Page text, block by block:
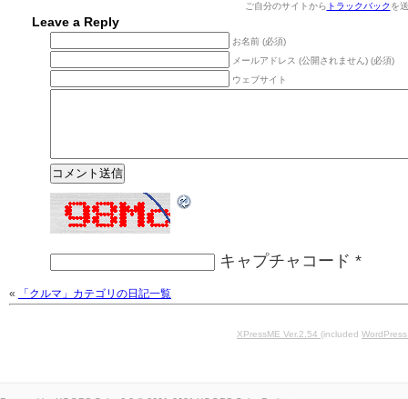
ご自分のサイトから トラックバックを
Leave a Reply
お名前 (必須)
メールアドレス (公開されません) (必須)
ウェブサイト
キャプチャコード *
« 「クルマ」カテゴリの日記一覧
XPressME Ver.2.54 (included